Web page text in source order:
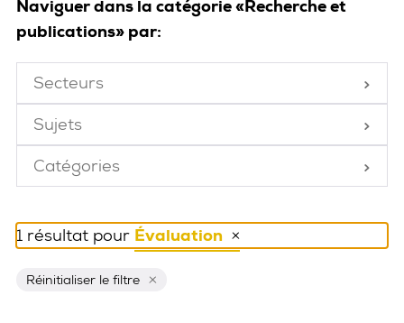
Naviguer dans la catégorie «Recherche et
publications» par:
Secteurs
Fermé
Sujets
Fermé
Catégories
Fermé
1 résultat pour Évaluation
Réinitialiser ce filtre
Réinitialiser le filtre